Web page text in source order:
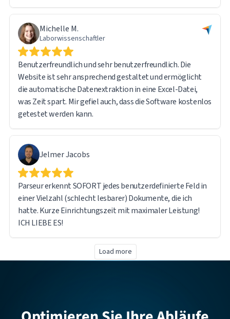
Michelle M.
Laborwissenschaftler
Benutzerfreundlich und sehr benutzerfreundlich. Die
Website ist sehr ansprechend gestaltet und ermöglicht
die automatische Datenextraktion in eine Excel-Datei,
was Zeit spart. Mir gefiel auch, dass die Software kostenlos
getestet werden kann.
Jelmer Jacobs
Parseur erkennt SOFORT jedes benutzerdefinierte Feld in
einer Vielzahl (schlecht lesbarer) Dokumente, die ich
hatte. Kurze Einrichtungszeit mit maximaler Leistung!
ICH LIEBE ES!
Load more